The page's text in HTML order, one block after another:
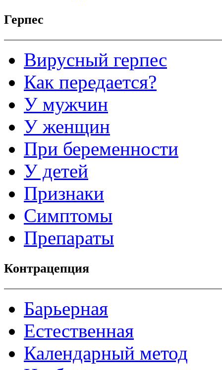
Герпес
Вирусный герпес
Как передается?
У мужчин
У женщин
При беременности
У детей
Признаки
Симптомы
Препараты
Контрацепция
Барьерная
Естественная
Календарный метод